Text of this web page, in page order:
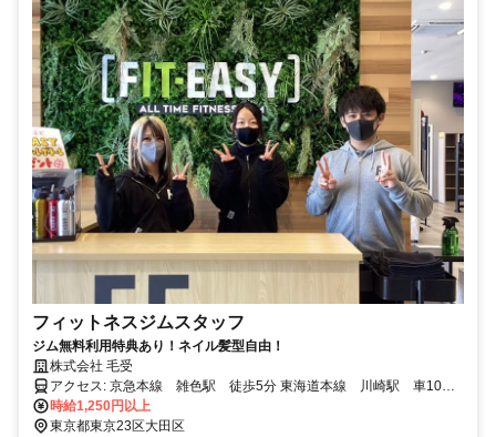
フィットネスジムスタッフ
ジム無料利用特典あり！ネイル髪型自由！
株式会社 毛受
アクセス: 京急本線 雑色駅 徒歩5分 東海道本線 川崎駅 車10分
京浜東北・根岸線 蒲田駅 車10分
時給1,250円以上
東京都東京23区大田区